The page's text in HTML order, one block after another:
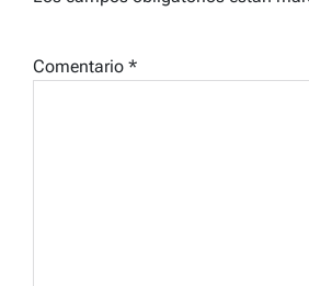
Comentario *